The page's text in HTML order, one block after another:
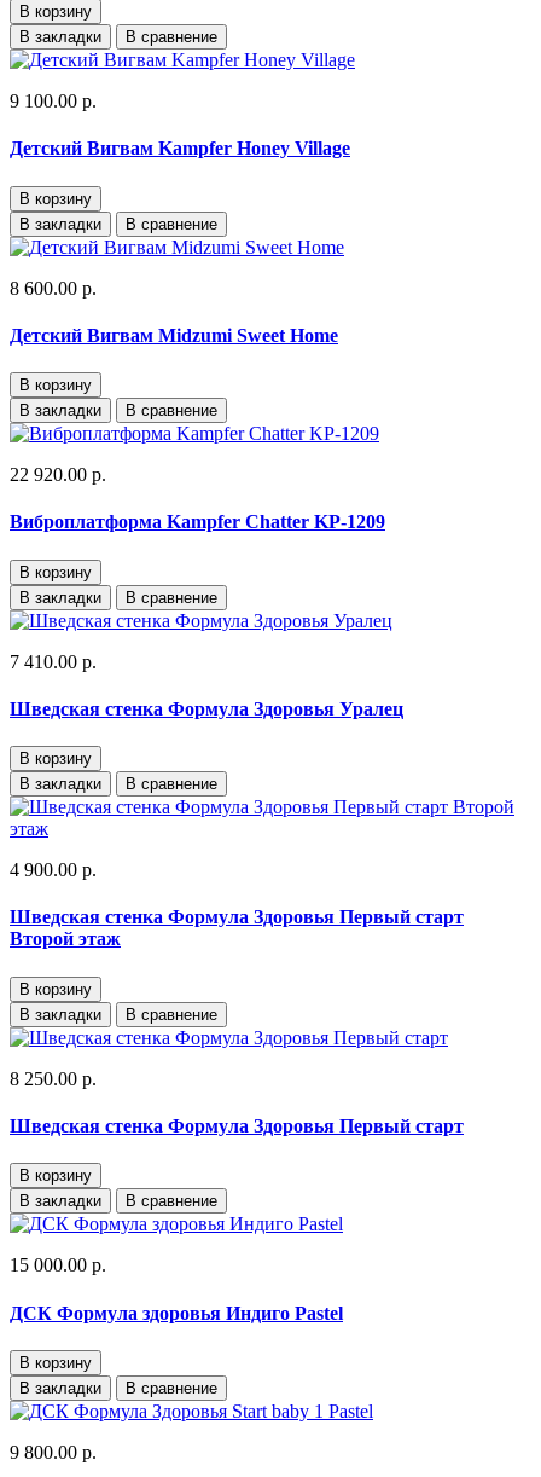
В корзину
В закладки
В сравнение
9 100.00 р.
Детский Вигвам Kampfer Honey Village
В корзину
В закладки
В сравнение
8 600.00 р.
Детский Вигвам Midzumi Sweet Home
В корзину
В закладки
В сравнение
22 920.00 р.
Виброплатформа Kampfer Chatter KP-1209
В корзину
В закладки
В сравнение
7 410.00 р.
Шведская стенка Формула Здоровья Уралец
В корзину
В закладки
В сравнение
4 900.00 р.
Шведская стенка Формула Здоровья Первый старт
Второй этаж
В корзину
В закладки
В сравнение
8 250.00 р.
Шведская стенка Формула Здоровья Первый старт
В корзину
В закладки
В сравнение
15 000.00 р.
ДСК Формула здоровья Индиго Pastel
В корзину
В закладки
В сравнение
9 800.00 р.